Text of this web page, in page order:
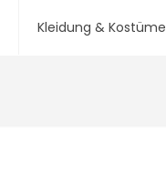
Kleidung & Kostüme